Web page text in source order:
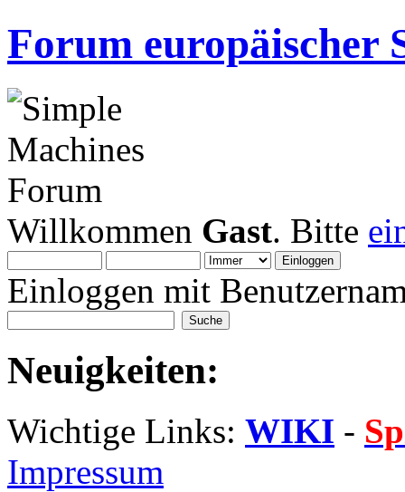
Forum europäischer
Willkommen Gast. Bitte
Einloggen mit
Neuigkeiten:
Wichtige Links: WIKI -
Impressum